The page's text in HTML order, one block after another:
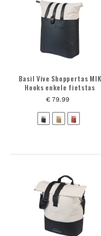
Basil Vive Shoppertas MIK
Hooks enkele fietstas
€ 79.99